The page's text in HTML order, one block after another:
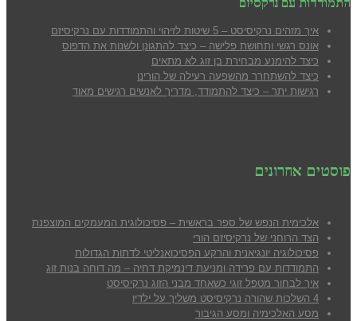
התמודדות עם נרקסיזם
איך מזהים נרקיסיסט – 5 שיטות לזיהוי והתמודדות עם נרקיסיזם
אונס רגשי ותחושת פלישה – כיצד להתגונן ולשנות את הדפוס
כיצד להימנע מבחירת בן זוג לא מתאים
כיצד להשתחרר מהשפעה רעילה של הורינו
רגישות יתר – כיצד להתמודד, מדריך לאנשים רגישים מאוד
פוסטים אחרונים
אלכימית הנפש של ספר בראשית – פסיכולוגית המעמקים המוצפנת
הצד הרוחני של נרקיסיזם הורי
פסיכולוגיה יונגיאנית והרקע הפסיכואנליטי לדתות הגדולות
התמודדות עם פרידה ומניעת דינמיקת דחיה – מה דוחה בנות זוג
איך לבחור מטפל זוגי כשאחד מבני הזוג נרקיסיסט
4 השלכות שהורה נרקיסיסט משליך על ילדיו
מסע האלכימיה ומסע הגיבור